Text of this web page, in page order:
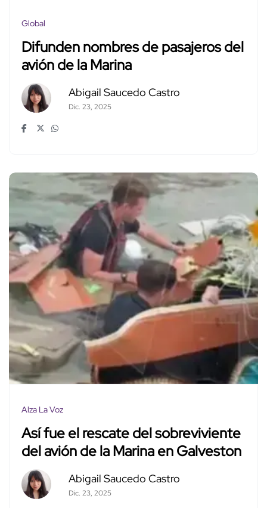
Global
Difunden nombres de pasajeros del
avión de la Marina
Abigail Saucedo Castro
Dic. 23, 2025
Alza La Voz
Así fue el rescate del sobreviviente
del avión de la Marina en Galveston
Abigail Saucedo Castro
Dic. 23, 2025